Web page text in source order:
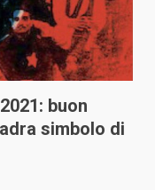
buon
simbolo di